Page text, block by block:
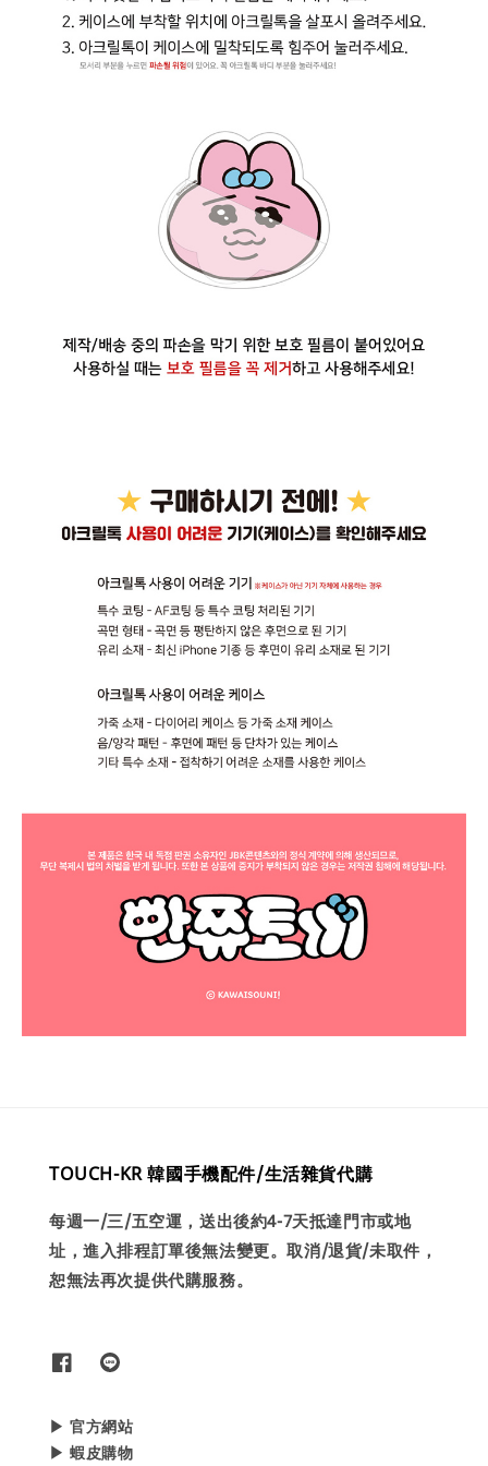
TOUCH-KR 韓國手機配件/生活雜貨代購
每週一/三/五空運，送出後約4-7天抵達門市或地
址，進入排程訂單後無法變更。取消/退貨/未取件，
恕無法再次提供代購服務。
▶ 官方網站
▶ 蝦皮購物